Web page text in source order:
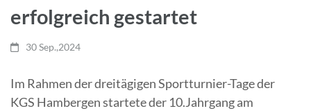
erfolgreich gestartet
30 Sep.,2024
Im Rahmen der dreitägigen Sportturnier-Tage der
KGS Hambergen startete der 10.Jahrgang am